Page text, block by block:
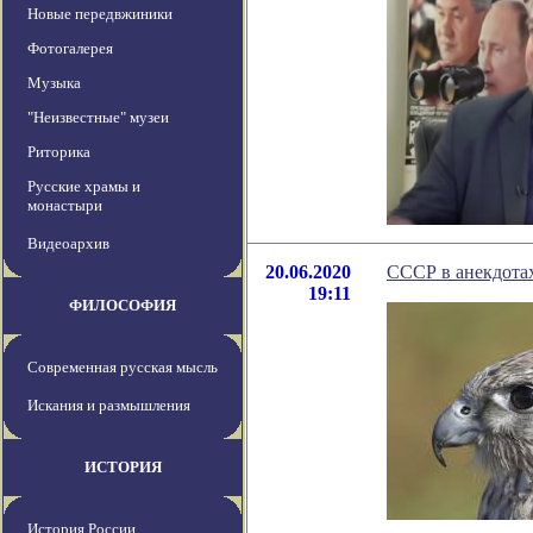
Новые передвжиники
Фотогалерея
Музыка
"Неизвестные" музеи
Риторика
Русские храмы и
монастыри
Видеоархив
ФИЛОСОФИЯ
Современная русская мысль
Искания и размышления
ИСТОРИЯ
История России
20.06.2020
19:11
СССР в